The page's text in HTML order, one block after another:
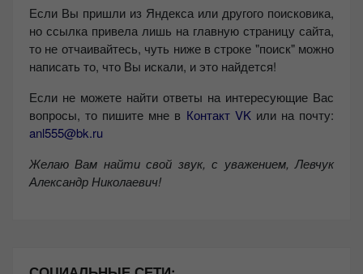
Если Вы пришли из Яндекса или другого поисковика,
но ссылка привела лишь на главную страницу сайта,
то не отчаивайтесь, чуть ниже в строке "поиск" можно
написать то, что Вы искали, и это найдется!
Если не можете найти ответы на интересующие Вас
вопросы, то пишите мне в Контакт VKили на почту:
anl555@bk.ru
Желаю Вам найти свой звук, с уважением, Левчук
Александр Николаевич!